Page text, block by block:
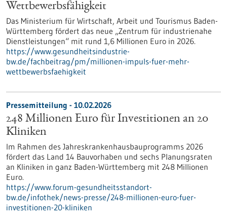
Wettbewerbsfähigkeit
Das Ministerium für Wirtschaft, Arbeit und Tourismus Baden-
Württemberg fördert das neue „Zentrum für industrienahe
Dienstleistungen“ mit rund 1,6 Millionen Euro in 2026.
https://www.gesundheitsindustrie-
bw.de/fachbeitrag/pm/millionen-impuls-fuer-mehr-
wettbewerbsfaehigkeit
Pressemitteilung - 10.02.2026
248 Millionen Euro für Investitionen an 20
Kliniken
Im Rahmen des Jahreskrankenhausbauprogramms 2026
fördert das Land 14 Bauvorhaben und sechs Planungsraten
an Kliniken in ganz Baden-Württemberg mit 248 Millionen
Euro.
https://www.forum-gesundheitsstandort-
bw.de/infothek/news-presse/248-millionen-euro-fuer-
investitionen-20-kliniken